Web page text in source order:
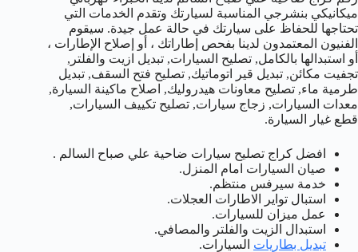
ميكانيكي بنشرجي المناسبة لسيارتك وتقدم الخدمات التي
تحتاجها للحفاظ على سيارتك في حالة عمل جيدة. سيقوم
الفنيون المعتمدون لدينا بفحص إطاراتك ، أو إصلاح الإطارات ،
أو استبدالها بالكامل, تصليح السيارات, تبديل ازيت والفلتر,
تجفيت مكائن, تبديل قير اتوماتيك, تصليح فتح السقف, تبديل
طرمية ماء, تصليح معاونات هيدروليك, اصلاح ماكينة السيارة,
معدات السيارات, زجاج سيارات, تصليح تكييف السيارات,
قطع غيار السيارة.
افضل كراج تصليح سيارات ضاحية علي صباح السالم .
صيان السيارات امام المنزل.
خدمة سيرفس منتظم.
استبال تواير الاطارات العجلات.
عمل ميزان للسيارات.
استبدال الزيت والفلتر والمصافي.
تبديل بطاريات السيارات.